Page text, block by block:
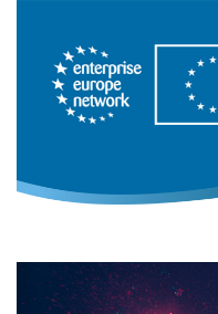
Enterprise Europe Network